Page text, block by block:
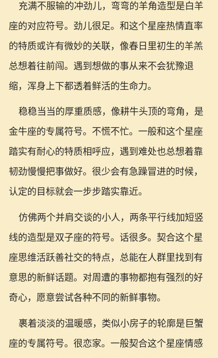
充满不服输的冲劲儿，弯弯的羊角造型是白羊
座的对应符号。劲儿很足。和这个星座热情直率
的特质或许有微妙的关联，像春日里初生的羊羔
总想着往前闯。遇到想做的事从来不会犹豫退
缩，浑身上下都透着鲜活的生命力。
稳稳当当的厚重质感，像耕牛头顶的弯角，是
金牛座的专属符号。不慌不忙。一般和这个星座
踏实有耐心的特质相呼应，遇到难处也总想着靠
韧劲慢慢把事做好。很少会有急躁冒进的时候，
认定的目标就会一步步踏实靠近。
仿佛两个并肩交谈的小人，两条平行线加短竖
线的造型是双子座的符号。话很多。契合这个星
座思维活跃善社交的特点，总能在人群里找到有
意思的新鲜话题。对周遭的事物都抱有强烈的好
奇心，愿意尝试各种不同的新鲜事物。
裹着淡淡的温暖感，类似小房子的轮廓是巨蟹
座的专属符号。很恋家。一般契合这个星座情感